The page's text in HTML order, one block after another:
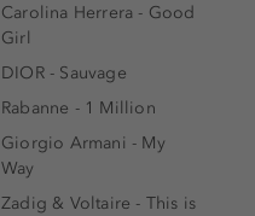
Carolina Herrera - Good
Girl
DIOR - Sauvage
Rabanne - 1 Million
Giorgio Armani - My
Way
Zadig & Voltaire - This is